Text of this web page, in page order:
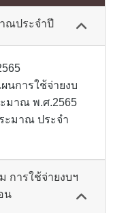
ณประจำปี
นการใช้จ่ายงบ
มาณ พ.ศ.2565
ะมาณ ประจำ
การใช้จ่ายงบฯ
น